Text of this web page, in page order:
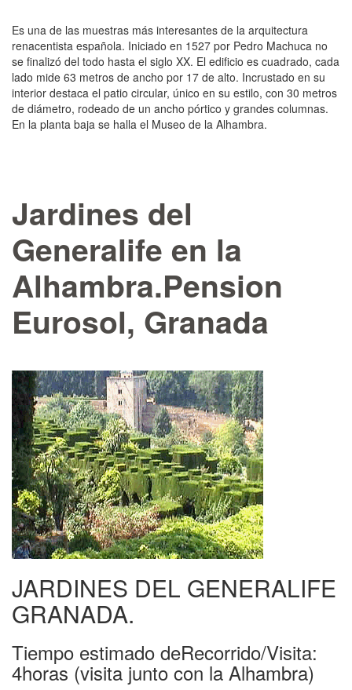
Es una de las mues­tras más interesantes de la arquitectura
renacentista española. Iniciado en 1527 por Pedro Machuca no
se finalizó del todo hasta el siglo XX. El edi­ficio es cuadrado, cada
lado mide 63 metros de ancho por 17 de alto. Incrustado en su
interior destaca el patio circular, único en su estilo, con 30 metros
de diámetro, rodeado de un ancho pórti­co y grandes columnas.
En la planta baja se halla el Museo de la Alhambra.
Jardines del
Generalife en la
Alhambra.Pension
Eurosol, Granada
JARDINES DEL GENERALIFE
GRANADA.
Tiempo estimado deRecorrido/Visita:
4horas (visita junto con la Alhambra)